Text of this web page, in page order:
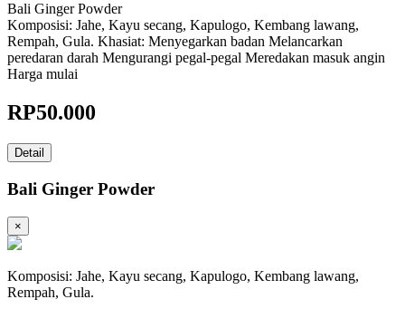
Bali Ginger Powder
Komposisi: Jahe, Kayu secang, Kapulogo, Kembang lawang,
Rempah, Gula. Khasiat: Menyegarkan badan Melancarkan
peredaran darah Mengurangi pegal-pegal Meredakan masuk angin
Harga mulai
RP50.000
Detail
Bali Ginger Powder
×
Komposisi: Jahe, Kayu secang, Kapulogo, Kembang lawang,
Rempah, Gula.